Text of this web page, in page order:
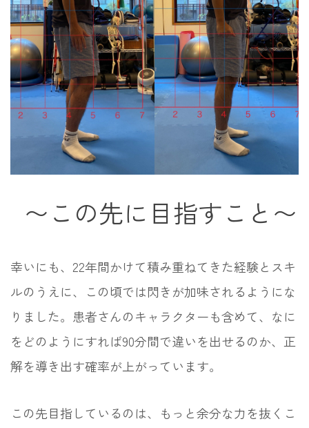
〜この先に目指すこと〜
幸いにも、22年間かけて積み重ねてきた経験とスキ
ルのうえに、この頃では閃きが加味されるようにな
りました。患者さんのキャラクターも含めて、なに
をどのようにすれば90分間で違いを出せるのか、正
解を導き出す確率が上がっています。
この先目指しているのは、もっと余分な力を抜くこ